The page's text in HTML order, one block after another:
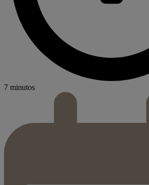
7 minutos